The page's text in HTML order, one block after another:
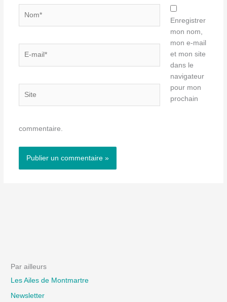
Enregistrer
mon nom,
mon e-mail
et mon site
dans le
navigateur
pour mon
prochain
commentaire.
Par ailleurs
Les Ailes de Montmartre
Newsletter